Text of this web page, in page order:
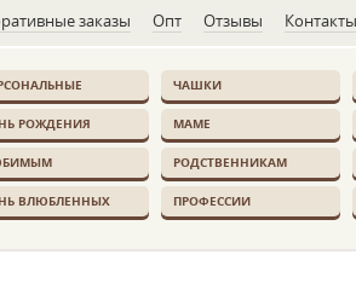
заказы Опт Отзывы Контакты
ЧАШКИ
РОЖДЕНИЯ МАМЕ
РОДСТВЕННИКАМ
ВЛЮБЛЕННЫХ ПРОФЕССИИ